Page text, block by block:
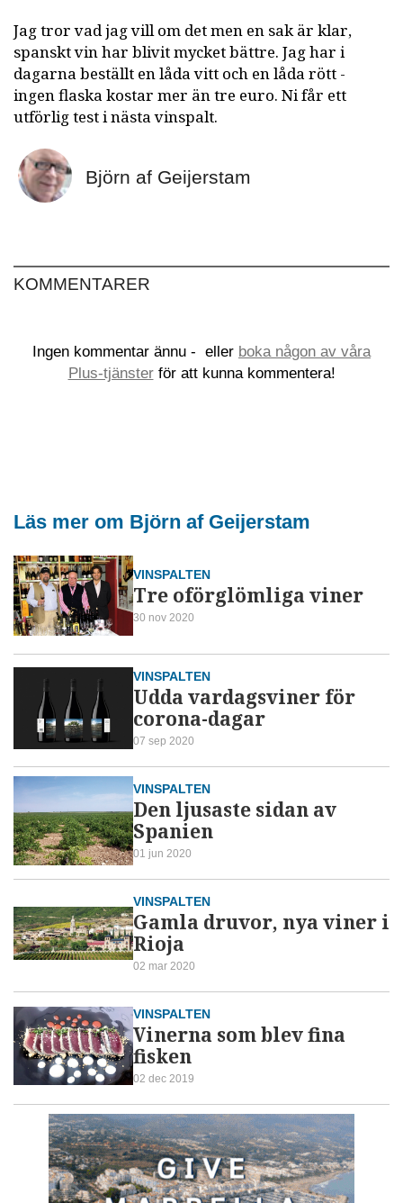
Jag tror vad jag vill om det men en sak är klar,
spanskt vin har blivit mycket bättre. Jag har i
dagarna beställt en låda vitt och en låda rött -
ingen flaska kostar mer än tre euro. Ni får ett
utförlig test i nästa vinspalt.
Björn af Geijerstam
KOMMENTARER
Ingen kommentar ännu - eller boka någon av våra
Plus-tjänsterför att kunna kommentera!
Läs mer om Björn af Geijerstam
VINSPALTEN
Tre oförglömliga viner
30 nov 2020
VINSPALTEN
Udda vardagsviner för
corona-dagar
07 sep 2020
VINSPALTEN
Den ljusaste sidan av
Spanien
01 jun 2020
VINSPALTEN
Gamla druvor, nya viner i
Rioja
02 mar 2020
VINSPALTEN
Vinerna som blev fina
fisken
02 dec 2019